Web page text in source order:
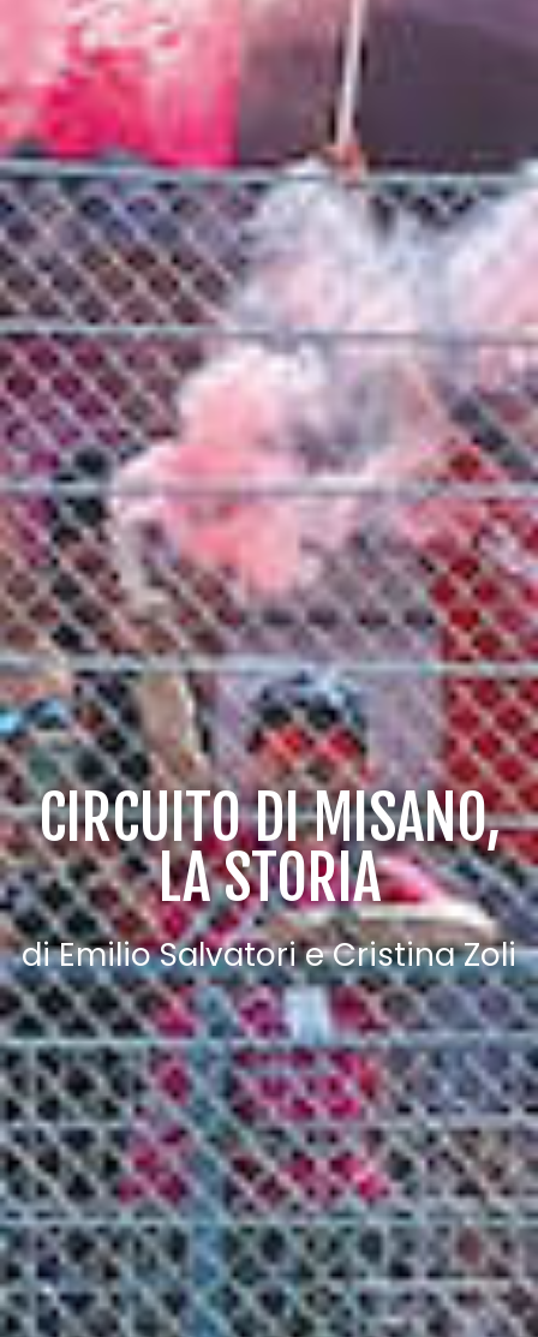
CIRCUITO DI MISANO,
LA STORIA
di Emilio Salvatori e Cristina Zoli